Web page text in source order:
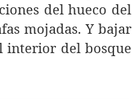
del hueco del
mojadas. Y bajar
interior del bosque